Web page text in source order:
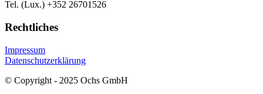
Tel. (Lux.) +352 26701526
Rechtliches
Impressum
Datenschutzerklärung
© Copyright - 2025 Ochs GmbH